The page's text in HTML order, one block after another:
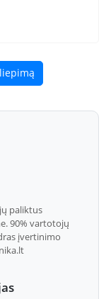
paliktus
90% vartotojų
įvertinimo